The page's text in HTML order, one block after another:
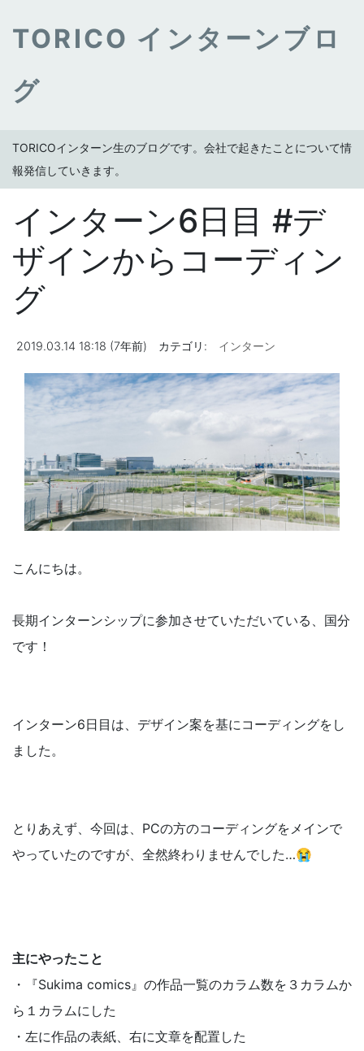
TORICO インターンブロ
グ
TORICOインターン生のブログです。会社で起きたことについて情
報発信していきます。
インターン6日目 #デ
ザインからコーディン
グ
2019.03.14 18:18 (7年前) カテゴリ: インターン
こんにちは。
長期インターンシップに参加させていただいている、国分
です！
インターン6日目は、デザイン案を基にコーディングをし
ました。
とりあえず、今回は、PCの方のコーディングをメインで
やっていたのですが、全然終わりませんでした…😭
主にやったこと
・『Sukima comics』の作品一覧のカラム数を３カラムか
ら１カラムにした
・左に作品の表紙、右に文章を配置した